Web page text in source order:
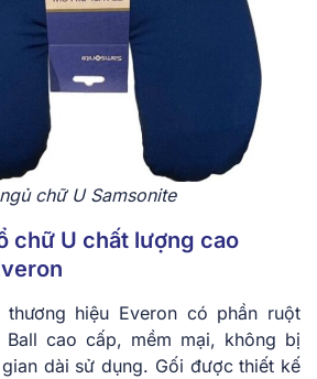
chữ U Samsonite
chữ U chất lượng cao
hiệu Everon có phần ruột
cao cấp, mềm mại, không bị
dài sử dụng. Gối được thiết kế